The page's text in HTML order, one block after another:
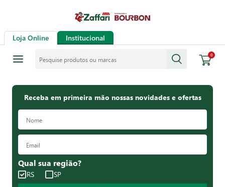
Loja Online Institucional
0
Receba em primeira mão nossas novidades e ofertas
Qual sua região?
RS SP